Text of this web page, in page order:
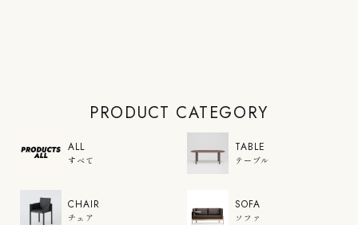
PRODUCT CATEGORY
ALL
すべて
TABLE
テーブル
CHAIR
チェア
SOFA
ソファ